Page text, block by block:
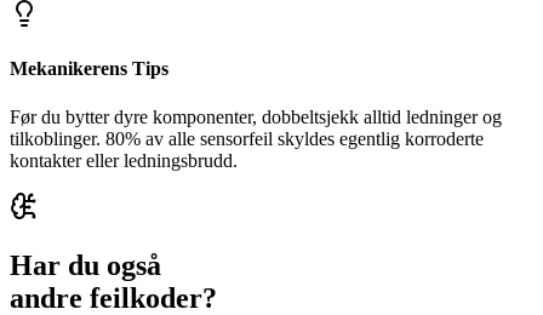
Mekanikerens Tips
Før du bytter dyre komponenter, dobbeltsjekk alltid ledninger og
tilkoblinger. 80% av alle sensorfeil skyldes egentlig korroderte
kontakter eller ledningsbrudd.
Har du også
andre feilkoder?